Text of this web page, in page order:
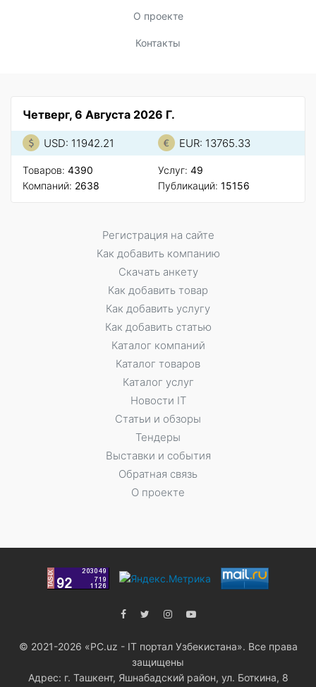
О проекте
Контакты
Четверг, 6 Августа 2026 Г.
USD: 11942.21 EUR: 13765.33
Товаров: 4390
Компаний: 2638
Услуг: 49
Публикаций: 15156
Регистрация на сайте
Как добавить компанию
Скачать анкету
Как добавить товар
Как добавить услугу
Как добавить статью
Каталог компаний
Каталог товаров
Каталог услуг
Новости IT
Статьи и обзоры
Тендеры
Выставки и события
Обратная связь
О проекте
© 2021-2026 «PC.uz - IT портал Узбекистана». Все права
защищены
Адрес: г. Ташкент, Яшнабадский район, ул. Боткина, 8